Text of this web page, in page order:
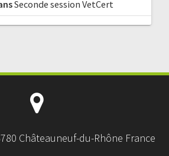
Seconde session VetCert
Châteauneuf-du-Rhône France